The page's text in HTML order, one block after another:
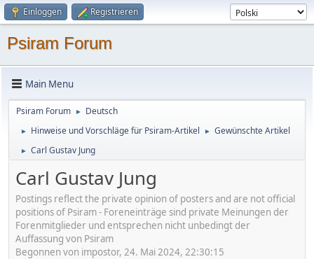
Einloggen Registrieren
Psiram Forum
Main Menu
Psiram Forum ► Deutsch
► Hinweise und Vorschläge für Psiram-Artikel ► Gewünschte Artikel
► Carl Gustav Jung
Carl Gustav Jung
Postings reflect the private opinion of posters and are not official
positions of Psiram - Foreneinträge sind private Meinungen der
Forenmitglieder und entsprechen nicht unbedingt der
Auffassung von Psiram
Begonnen von impostor, 24. Mai 2024, 22:30:15